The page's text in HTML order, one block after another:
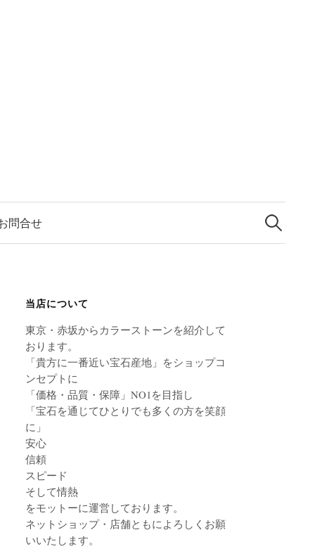
問合せ
検
索:
当店について
東京・赤坂からカラーストーンを紹介して
おります。
「貴方に一番近い宝石産地」をショップコ
ンセプトに
「価格・品質・保障」NO1を目指し
「宝石を通じてひとりでも多くの方を笑顔
に」
安心
信頼
スピード
そして情熱
をモットーに運営しております。
ネットショップ・店舗ともによろしくお願
いいたします。